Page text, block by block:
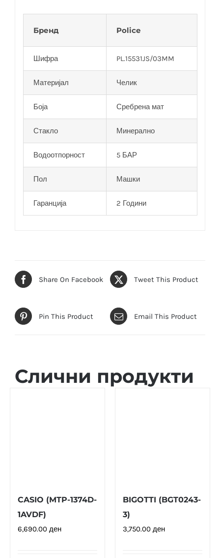
Бренд Police
Шифра PL.15531JS/03MM
Материјал Челик
Боја Сребрена мат
Стакло Минерално
Водоотпорност 5 БАР
Пол Машки
Гаранција 2 Години
Share On Facebook Tweet This Product
Pin This Product Email This Product
Слични продукти
CASIO (MTP-1374D-
1AVDF)
6,690.00 ден
BIGOTTI (BGT0243-
3)
3,750.00 ден